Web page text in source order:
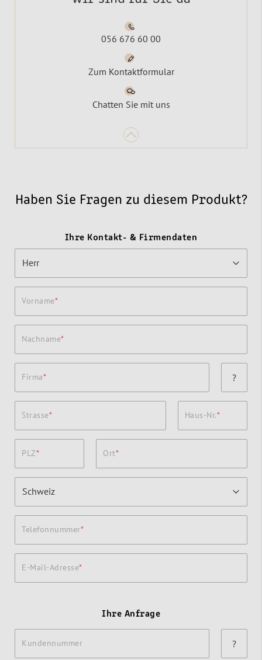
056 676 60 00
Zum Kontaktformular
Chatten Sie mit uns
Haben Sie Fragen zu diesem Produkt?
Ihre Kontakt- & Firmendaten
Vorname
Nachname
Firma ?
Strasse Haus-Nr.
PLZ Ort
Telefonnummer
E-Mail-Adresse
Ihre Anfrage
Kundennummer ?